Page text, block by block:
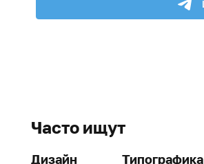
Часто ищут
Дизайн Типографика